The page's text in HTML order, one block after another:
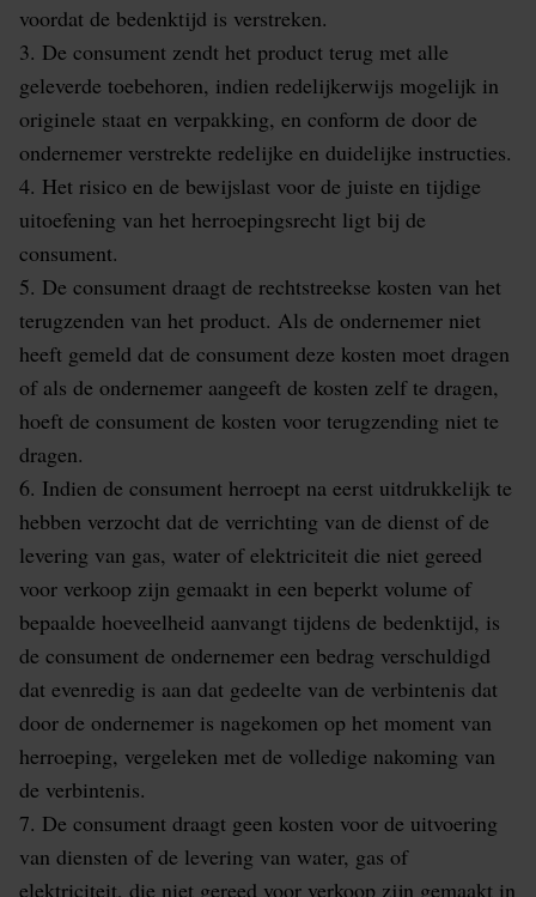
voordat de bedenktijd is verstreken.
3. De consument zendt het product terug met alle
geleverde toebehoren, indien redelijkerwijs mogelijk in
originele staat en verpakking, en conform de door de
ondernemer verstrekte redelijke en duidelijke instructies.
4. Het risico en de bewijslast voor de juiste en tijdige
uitoefening van het herroepingsrecht ligt bij de
consument.
5. De consument draagt de rechtstreekse kosten van het
terugzenden van het product. Als de ondernemer niet
heeft gemeld dat de consument deze kosten moet dragen
of als de ondernemer aangeeft de kosten zelf te dragen,
hoeft de consument de kosten voor terugzending niet te
dragen.
6. Indien de consument herroept na eerst uitdrukkelijk te
hebben verzocht dat de verrichting van de dienst of de
levering van gas, water of elektriciteit die niet gereed
voor verkoop zijn gemaakt in een beperkt volume of
bepaalde hoeveelheid aanvangt tijdens de bedenktijd, is
de consument de ondernemer een bedrag verschuldigd
dat evenredig is aan dat gedeelte van de verbintenis dat
door de ondernemer is nagekomen op het moment van
herroeping, vergeleken met de volledige nakoming van
de verbintenis.
7. De consument draagt geen kosten voor de uitvoering
van diensten of de levering van water, gas of
elektriciteit, die niet gereed voor verkoop zijn gemaakt in